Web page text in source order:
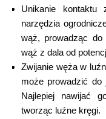
Unikanie kontaktu
narzędzia
wąż, prowadząc
wąż z dala od
Zwijanie węża w
może prowadzić do
Najlepiej nawijać
tworząc luźne kręgi.